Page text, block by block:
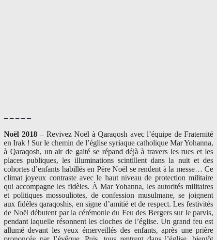
– – – – –
Noël 2018 – Revivez Noël à Qaraqosh avec l’équipe de Fraternité
en Irak ! Sur le chemin de l’église syriaque catholique Mar Yohanna,
à Qaraqosh, un air de gaité se répand déjà à travers les rues et les
places publiques, les illuminations scintillent dans la nuit et des
cohortes d’enfants habillés en Père Noël se rendent à la messe… Ce
climat joyeux contraste avec le haut niveau de protection militaire
qui accompagne les fidèles. À Mar Yohanna, les autorités militaires
et politiques mossouliotes, de confession musulmane, se joignent
aux fidèles qaraqoshis, en signe d’amitié et de respect. Les festivités
de Noël débutent par la cérémonie du Feu des Bergers sur le parvis,
pendant laquelle résonnent les cloches de l’église. Un grand feu est
allumé devant les yeux émerveillés des enfants, après une prière